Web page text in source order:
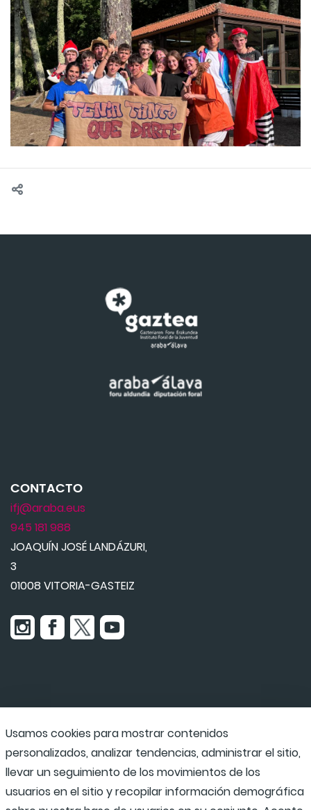
Udaraba
Programas escolares
CONTACTO
ifj@araba.eus
945 181 988
JOAQUÍN JOSÉ LANDÁZURI,
3
01008 VITORIA-GASTEIZ
Usamos cookies para mostrar contenidos
personalizados, analizar tendencias, administrar el sitio,
llevar un seguimiento de los movimientos de los
usuarios en el sitio y recopilar información demográfica